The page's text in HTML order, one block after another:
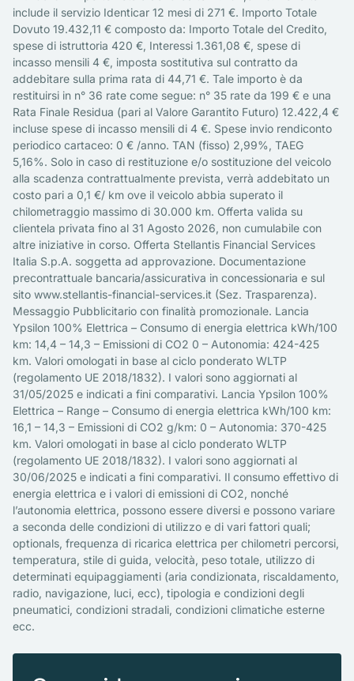
include il servizio Identicar 12 mesi di 271 €. Importo Totale
Dovuto 19.432,11 € composto da: Importo Totale del Credito,
spese di istruttoria 420 €, Interessi 1.361,08 €, spese di
incasso mensili 4 €, imposta sostitutiva sul contratto da
addebitare sulla prima rata di 44,71 €. Tale importo è da
restituirsi in n° 36 rate come segue: n° 35 rate da 199 € e una
Rata Finale Residua (pari al Valore Garantito Futuro) 12.422,4 €
incluse spese di incasso mensili di 4 €. Spese invio rendiconto
periodico cartaceo: 0 € /anno. TAN (fisso) 2,99%, TAEG
5,16%. Solo in caso di restituzione e/o sostituzione del veicolo
alla scadenza contrattualmente prevista, verrà addebitato un
costo pari a 0,1 €/ km ove il veicolo abbia superato il
chilometraggio massimo di 30.000 km. Offerta valida su
clientela privata fino al 31 Agosto 2026, non cumulabile con
altre iniziative in corso. Offerta Stellantis Financial Services
Italia S.p.A. soggetta ad approvazione. Documentazione
precontrattuale bancaria/assicurativa in concessionaria e sul
sito www.stellantis-financial-services.it (Sez. Trasparenza).
Messaggio Pubblicitario con finalità promozionale. Lancia
Ypsilon 100% Elettrica – Consumo di energia elettrica kWh/100
km: 14,4 – 14,3 – Emissioni di CO2 0 – Autonomia: 424-425
km. Valori omologati in base al ciclo ponderato WLTP
(regolamento UE 2018/1832). I valori sono aggiornati al
31/05/2025 e indicati a fini comparativi. Lancia Ypsilon 100%
Elettrica – Range – Consumo di energia elettrica kWh/100 km:
16,1 – 14,3 – Emissioni di CO2 g/km: 0 – Autonomia: 370-425
km. Valori omologati in base al ciclo ponderato WLTP
(regolamento UE 2018/1832). I valori sono aggiornati al
30/06/2025 e indicati a fini comparativi. Il consumo effettivo di
energia elettrica e i valori di emissioni di CO2, nonché
l’autonomia elettrica, possono essere diversi e possono variare
a seconda delle condizioni di utilizzo e di vari fattori quali;
optionals, frequenza di ricarica elettrica per chilometri percorsi,
temperatura, stile di guida, velocità, peso totale, utilizzo di
determinati equipaggiamenti (aria condizionata, riscaldamento,
radio, navigazione, luci, ecc), tipologia e condizioni degli
pneumatici, condizioni stradali, condizioni climatiche esterne
ecc.